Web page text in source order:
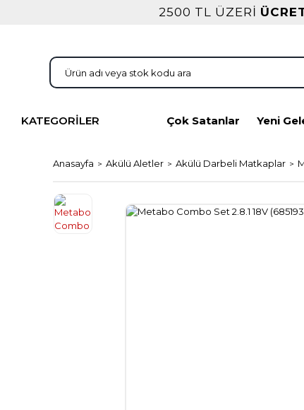
2500 TL ÜZERİ
KATEGORİLER Çok Satanlar Yeni
Anasayfa Akülü Aletler Akülü Darbeli Matkaplar